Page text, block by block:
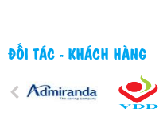
ĐỐI TÁC - KHÁCH HÀNG